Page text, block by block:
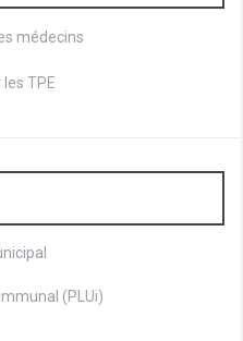
médecins
TPE
(PLUi)